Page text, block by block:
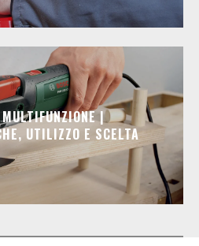
|
UTILIZZO E SCELTA